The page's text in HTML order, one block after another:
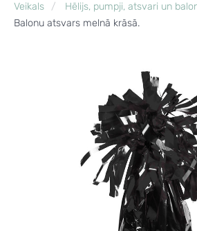
Veikals
Hēlijs, pumpji, atsvari un
Balonu atsvars melnā krāsā.